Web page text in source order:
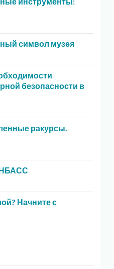
символ музея
безопасности в
ракурсы.
Начните с